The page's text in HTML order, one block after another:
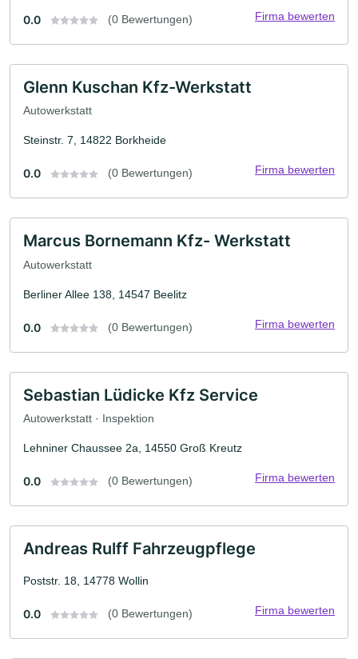
0.0 (0 Bewertungen) Firma bewerten
Glenn Kuschan Kfz-Werkstatt
Autowerkstatt
Steinstr. 7, 14822 Borkheide
0.0 (0 Bewertungen) Firma bewerten
Marcus Bornemann Kfz- Werkstatt
Autowerkstatt
Berliner Allee 138, 14547 Beelitz
0.0 (0 Bewertungen) Firma bewerten
Sebastian Lüdicke Kfz Service
Autowerkstatt · Inspektion
Lehniner Chaussee 2a, 14550 Groß Kreutz
0.0 (0 Bewertungen) Firma bewerten
Andreas Rulff Fahrzeugpflege
Poststr. 18, 14778 Wollin
0.0 (0 Bewertungen) Firma bewerten